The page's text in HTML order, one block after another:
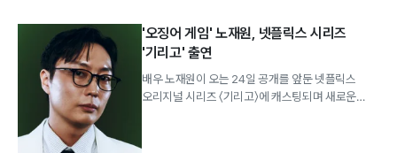
'오징어 게임' 노재원, 넷플릭스 시리즈
'기리고' 출연
배우 노재원이 오는 24일 공개를 앞둔 넷플릭스
오리지널 시리즈 〈기리고〉에 캐스팅되며 새로운